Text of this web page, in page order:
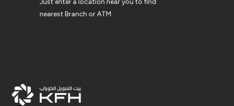
nearest Branch or ATM.